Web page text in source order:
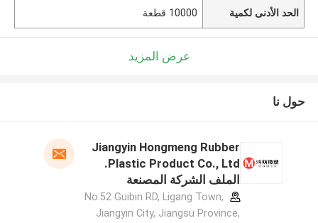
الحد الأدنى لكمية 10000 قطعة
عرض المزيد
حول نا
Jiangyin Hongmeng Rubber
Plastic Product Co., Ltd.
الملف الشركة المصنعة
No.52 Guibin RD, Ligang Town,
Jiangyin City, Jiangsu Province,